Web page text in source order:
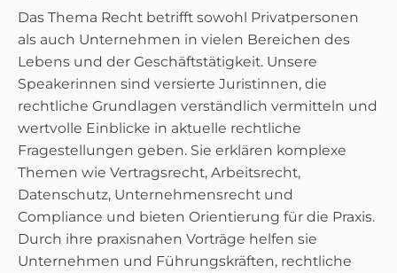
Das Thema Recht betrifft sowohl Privatpersonen
als auch Unternehmen in vielen Bereichen des
Lebens und der Geschäftstätigkeit. Unsere
Speakerinnen sind versierte Juristinnen, die
rechtliche Grundlagen verständlich vermitteln und
wertvolle Einblicke in aktuelle rechtliche
Fragestellungen geben. Sie erklären komplexe
Themen wie Vertragsrecht, Arbeitsrecht,
Datenschutz, Unternehmensrecht und
Compliance und bieten Orientierung für die Praxis.
Durch ihre praxisnahen Vorträge helfen sie
Unternehmen und Führungskräften, rechtliche